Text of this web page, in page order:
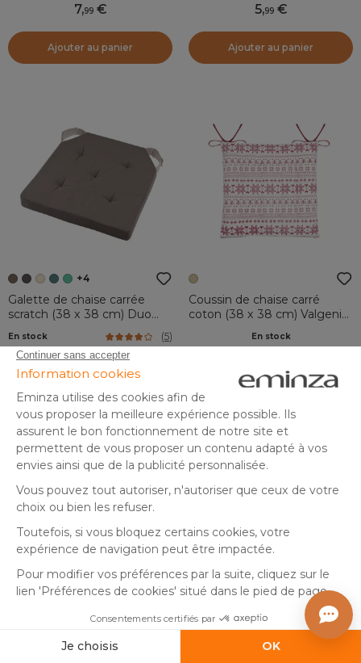
7,99
Ajouter au panier
5,99
Ajouter au panier
+4
Galette de chaise carrée
scratch (38 x 38 cm) Duo
En stock (5)
7,
Ajouter au panier
Coussin de chaise carré
coton (38 x 38 cm) Valgenis
En stock
Coussin de chaise carré en
Coussin de chaise carré (38 x